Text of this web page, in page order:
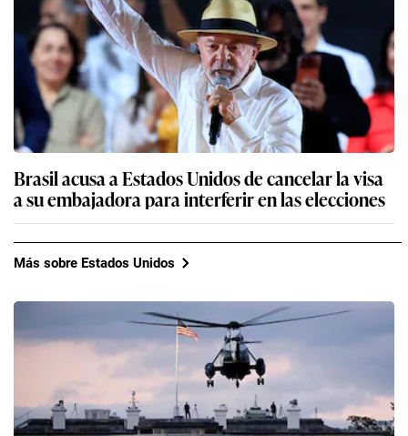
Brasil acusa a Estados Unidos de cancelar la visa
a su embajadora para interferir en las elecciones
Más sobre Estados Unidos